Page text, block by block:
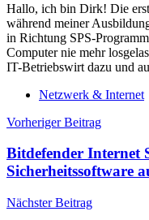
Hallo, ich bin Dirk! Die
während meiner
in Richtung SPS-
Computer nie mehr
IT-Betriebswirt dazu und
Netzwerk & Internet
Vorheriger Beitrag
Bitdefender Internet
Sicherheitssoftware
Nächster Beitrag